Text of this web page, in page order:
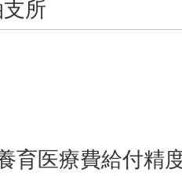
所
育医療費給付精